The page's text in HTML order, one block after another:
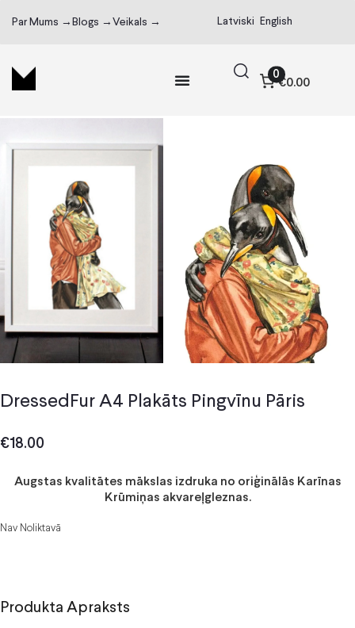
Par Mums → Blogs → Veikals → Latviski English
0
€0.00
DressedFur A4 Plakāts Pingvīnu Pāris
€18.00
Augstas kvalitātes mākslas izdruka no oriģinālās Karīnas
Krūmiņas akvareļgleznas.
Nav Noliktavā
Produkta Apraksts